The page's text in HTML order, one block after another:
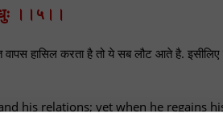
।।५।।
हासिल करता है तो ये सब लौट आते है. इसीलिए
his relations; yet when he regains
relations.